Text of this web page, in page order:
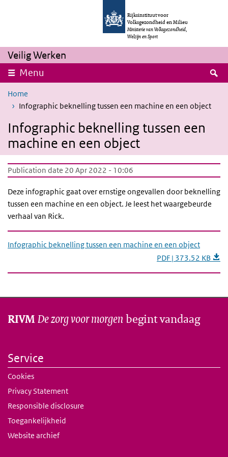
Rijksinstituut voor
Volksgezondheid en Milieu
Ministerie van Volksgezondheid,
Welzijn en Sport
Veilig Werken
Menu
Home
Infographic beknelling tussen een machine en een object
Infographic beknelling tussen een
machine en een object
Publication date 20 Apr 2022 - 10:06
Deze infographic gaat over ernstige ongevallen door beknelling
tussen een machine en een object. Je leest het waargebeurde
verhaal van Rick.
Infographic beknelling tussen een machine en een object
PDF | 373.52 KB
RIVMDe zorg voor morgen begint vandaag
Service
Cookies
Privacy Statement
Responsible disclosure
Toegankelijkheid
Website archief